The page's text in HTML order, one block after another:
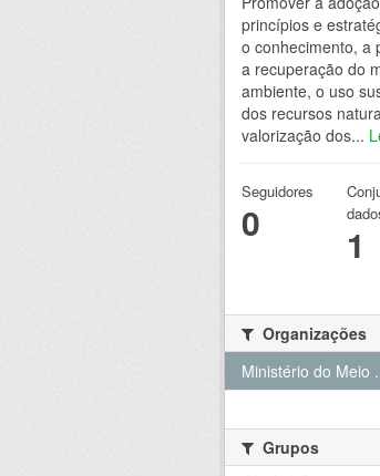
princípios e
o conhecimento, a
a recuperação do
ambiente, o uso
dos recursos
valorização dos...
Seguidores
0 1
Organizações
Ministério do Meio
Grupos